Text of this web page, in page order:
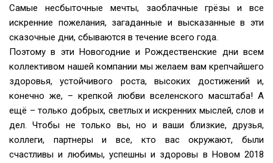
Самые несбыточные мечты, заоблачные грёзы и все
искренние пожелания, загаданные и высказанные в эти
сказочные дни, сбываются в течение всего года.
Поэтому в эти Новогодние и Рождественские дни всем
коллективом нашей компании мы желаем вам крепчайшего
здоровья, устойчивого роста, высоких достижений и,
конечно же, – крепкой любви вселенского масштаба! А
ещё – только добрых, светлых и искренних мыслей, слов и
дел. Чтобы не только вы, но и ваши близкие, друзья,
коллеги, партнеры и все, кто вас окружают, были
счастливы и любимы, успешны и здоровы в Новом 2018